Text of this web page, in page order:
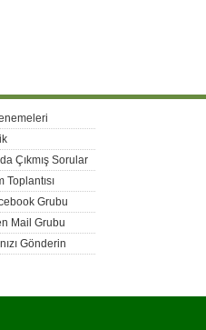
Çıkmış Sorular
Toplantısı
Grubu
Mail Grubu
Gönderin